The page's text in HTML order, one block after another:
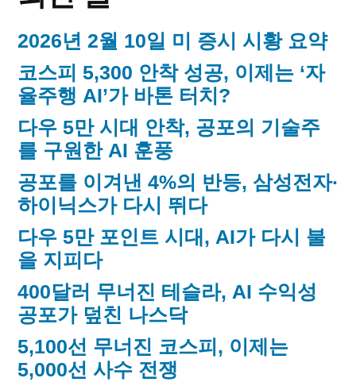
2026년 2월 10일 미 증시 시황 요약
코스피 5,300 안착 성공, 이제는 ‘자
율주행 AI’가 바톤 터치?
다우 5만 시대 안착, 공포의 기술주
를 구원한 AI 훈풍
공포를 이겨낸 4%의 반등, 삼성전자·
하이닉스가 다시 뛰다
다우 5만 포인트 시대, AI가 다시 불
을 지피다
400달러 무너진 테슬라, AI 수익성
공포가 덮친 나스닥
5,100선 무너진 코스피, 이제는
5,000선 사수 전쟁